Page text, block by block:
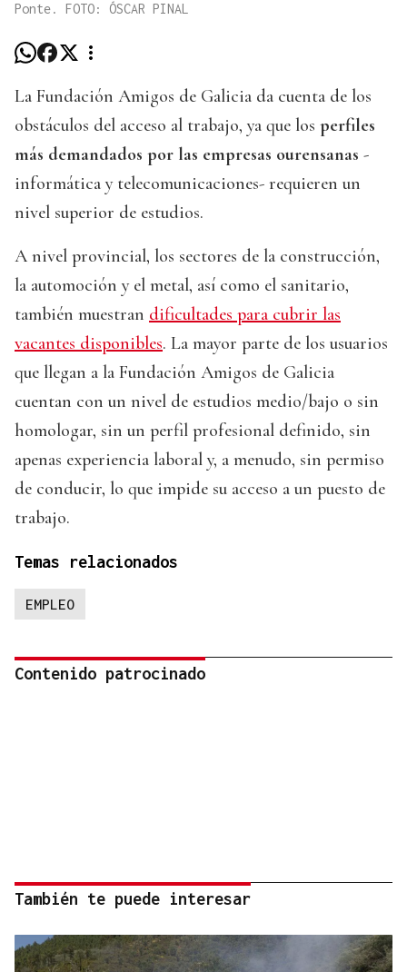
Ponte. FOTO: ÓSCAR PINAL
La Fundación Amigos de Galicia da cuenta de los
obstáculos del acceso al trabajo, ya que los perfiles
más demandados por las empresas ourensanas -
informática y telecomunicaciones- requieren un
nivel superior de estudios.
A nivel provincial, los sectores de la construcción,
la automoción y el metal, así como el sanitario,
también muestran dificultades para cubrir las
vacantes disponibles. La mayor parte de los usuarios
que llegan a la Fundación Amigos de Galicia
cuentan con un nivel de estudios medio/bajo o sin
homologar, sin un perfil profesional definido, sin
apenas experiencia laboral y, a menudo, sin permiso
de conducir, lo que impide su acceso a un puesto de
trabajo.
Temas relacionados
EMPLEO
Contenido patrocinado
También te puede interesar